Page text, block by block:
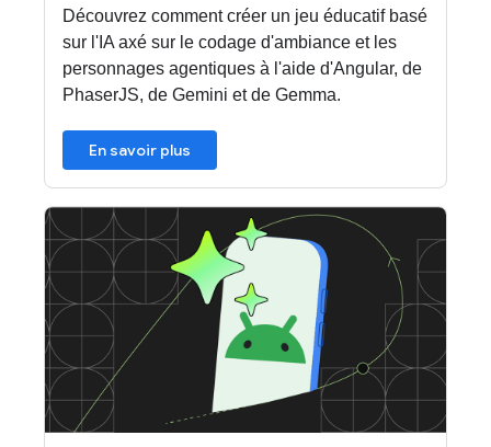
Découvrez comment créer un jeu éducatif basé
sur l'IA axé sur le codage d'ambiance et les
personnages agentiques à l'aide d'Angular, de
PhaserJS, de Gemini et de Gemma.
En savoir plus